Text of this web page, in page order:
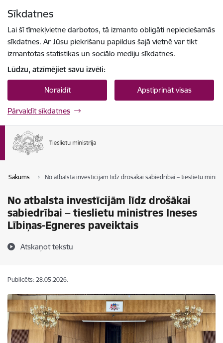
Sīkdatnes
Lai šī tīmekļvietne darbotos, tā izmanto obligāti nepieciešamās
sīkdatnes. Ar Jūsu piekrišanu papildus šajā vietnē var tikt
izmantotas statistikas un sociālo mediju sīkdatnes.
Lūdzu, atzīmējiet savu izvēli:
Noraidīt Apstiprināt visas
Pārvaldīt sīkdatnes
Sākums No atbalsta investīcijām līdz drošākai sabiedrībai – tieslietu
No atbalsta investīcijām līdz drošākai
sabiedrībai – tieslietu ministres Ineses
Lībiņas-Egneres paveiktais
Atskaņot tekstu
Publicēts: 28.05.2026.